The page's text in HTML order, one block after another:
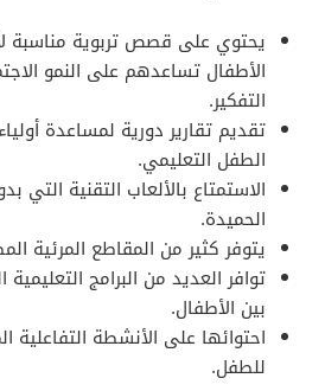
يحتوي على قصص تربوية مناسبة
الأطفال تساعدهم على النمو
التفكير.
تقديم تقارير دورية لمساعدة
الطفل التعليمي.
الاستمتاع بالألعاب التقنية
الحميدة.
يتوفر كثير من المقاطع المرئية
توافر العديد من البرامج التعليمية
بين الأطفال.
احتوائها على الأنشطة التفاعلية
للطفل.